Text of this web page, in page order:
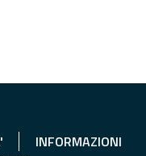
INFORMAZIONI